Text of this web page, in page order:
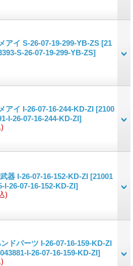
アイ S-26-07-19-299-YB-ZS [21
S-26-07-19-299-YB-ZS]
アイ I-26-07-16-244-KD-ZI [2100
I-26-07-16-244-KD-ZI]
器 I-26-07-16-152-KD-ZI [21001
I-26-07-16-152-KD-ZI]
)
ドパーツ I-26-07-16-159-KD-ZI
I-26-07-16-159-KD-ZI]